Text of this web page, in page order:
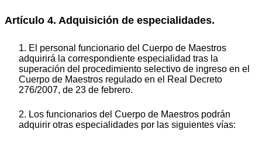
Artículo 4. Adquisición de especialidades.
1. El personal funcionario del Cuerpo de Maestros
adquirirá la correspondiente especialidad tras la
superación del procedimiento selectivo de ingreso en el
Cuerpo de Maestros regulado en el Real Decreto
276/2007, de 23 de febrero.
2. Los funcionarios del Cuerpo de Maestros podrán
adquirir otras especialidades por las siguientes vías: